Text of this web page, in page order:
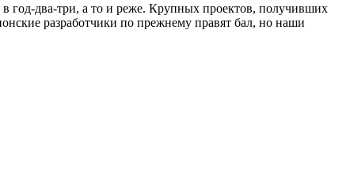
год-два-три, а то и реже. Крупных проектов, получивших
разработчики по прежнему правят бал, но наши